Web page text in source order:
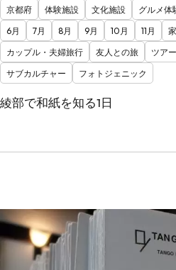
京都府 体験施設 文化施設 グルメ体
6月
7月 8月 9月 10月 11月
カップル・夫婦旅行
友人との旅
ツア
サブカルチャー
フォトジェニック
綾部で和紙を知る1日